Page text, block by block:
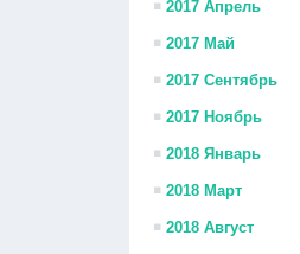
2017 Апрель
2017 Май
2017 Сентябрь
2017 Ноябрь
2018 Январь
2018 Март
2018 Август